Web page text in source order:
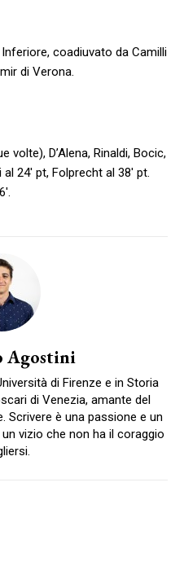
coadiuvato da Camilli
di Verona.
volte), D’Alena, Rinaldi, Bocic,
24′ pt, Folprecht al 38′ pt.
Agostini
di Firenze e in Storia
di Venezia, amante del
Scrivere è una passione e un
vizio che non ha il coraggio